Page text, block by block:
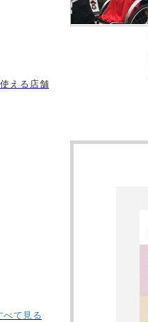
える店舗
べて見る